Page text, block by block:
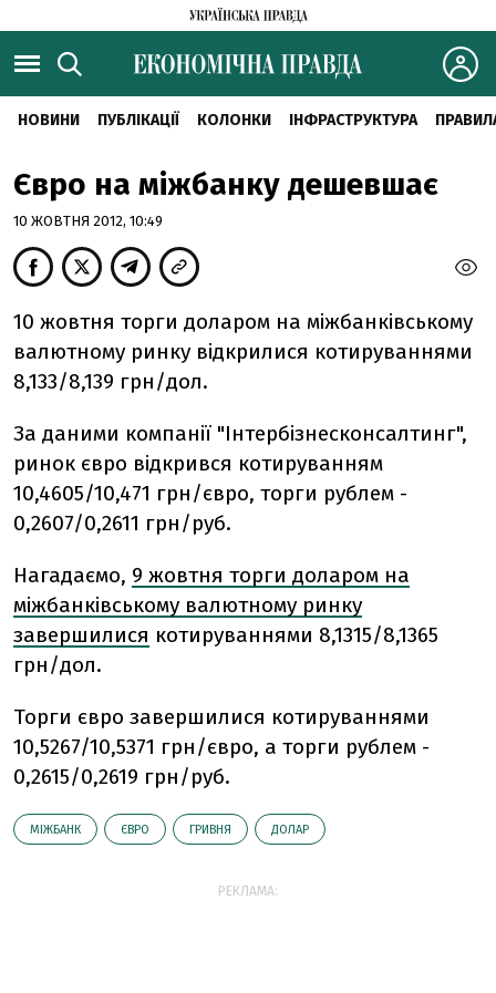
НОВИНИ ПУБЛІКАЦІЇ КОЛОНКИ ІНФРАСТРУКТУРА
Євро на міжбанку дешевшає
10 ЖОВТНЯ 2012, 10:49
10 жовтня торги доларом на міжбанківському
валютному ринку відкрилися котируваннями
8,133/8,139 грн/дол.
За даними компанії "Інтербізнесконсалтинг",
ринок євро відкрився котируванням
10,4605/10,471 грн/євро, торги рублем -
0,2607/0,2611 грн/руб.
Нагадаємо, 9 жовтня торги доларом на
міжбанківському валютному ринку
завершилися котируваннями 8,1315/8,1365
грн/дол.
Торги євро завершилися котируваннями
10,5267/10,5371 грн/євро, а торги рублем -
0,2615/0,2619 грн/руб.
МІЖБАНК ЄВРО ГРИВНЯ ДОЛАР
РЕКЛАМА: